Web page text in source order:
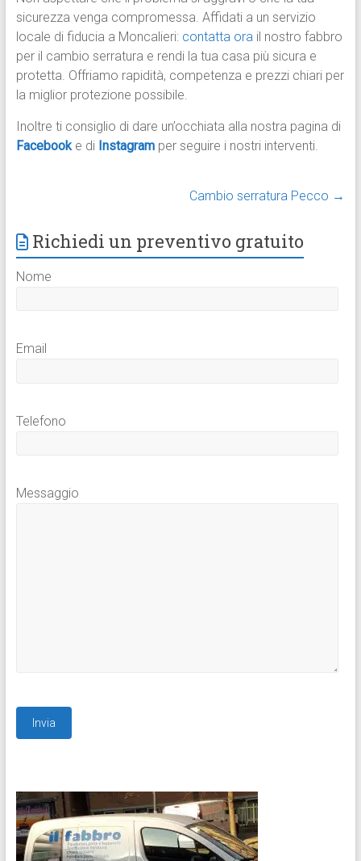
sicurezza venga compromessa. Affidati a un servizio
locale di fiducia a Moncalieri: contatta orail nostro fabbro
per il cambio serratura e rendi la tua casa più sicura e
protetta. Offriamo rapidità, competenza e prezzi chiari per
la miglior protezione possibile.
Inoltre ti consiglio di dare un’occhiata alla nostra pagina di
Facebook e di Instagram per seguire i nostri interventi.
Cambio serratura Pecco →
Richiedi un preventivo gratuito
Nome
Email
Telefono
Messaggio